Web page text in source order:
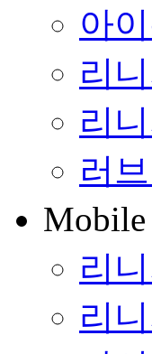
아
리
리
러
Mobile
리
리